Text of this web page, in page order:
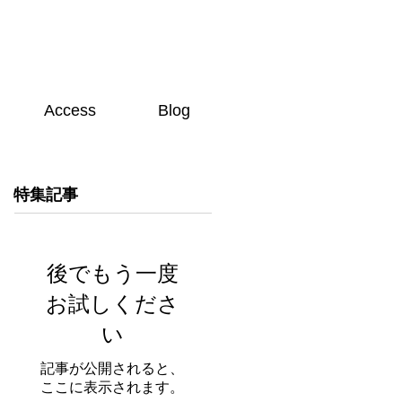
Access Blog
特集記事
後でもう一度
お試しくださ
い
記事が公開されると、
ここに表示されます。